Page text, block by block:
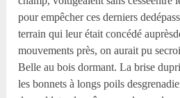
pour empêcher ces derniers
terrain qui leur était concédé
mouvements près, on aurait pu
Belle au bois dormant. La brise
les bonnets à longs poils